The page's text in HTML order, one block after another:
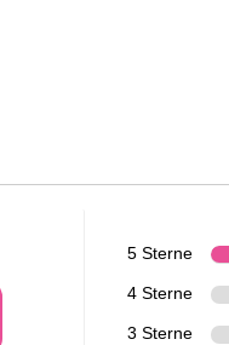
5 Sterne
4 Sterne
3 Sterne